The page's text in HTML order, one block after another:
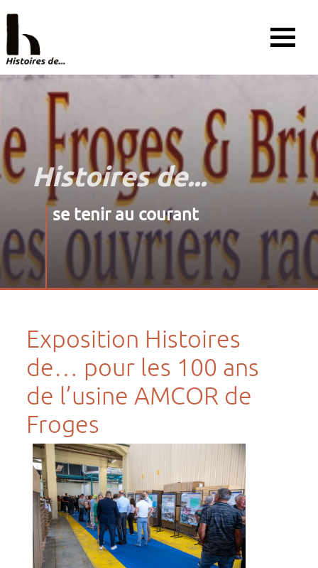
Histoires de...
se tenir au courant
Exposition Histoires
de… pour les 100 ans
de l’usine AMCOR de
Froges